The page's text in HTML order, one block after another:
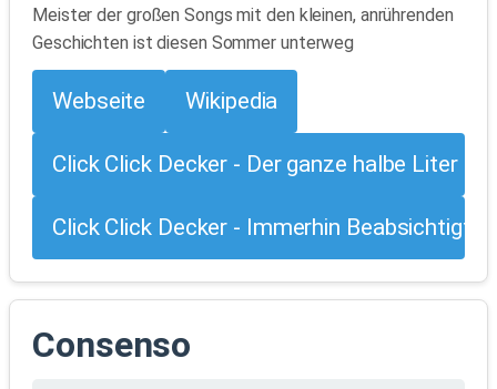
Meister der großen Songs mit den kleinen, anrührenden
Geschichten ist diesen Sommer unterweg
Webseite Wikipedia
Click Click Decker - Der ganze halbe Liter
Click Click Decker - Immerhin Beabsichtigt
Consenso